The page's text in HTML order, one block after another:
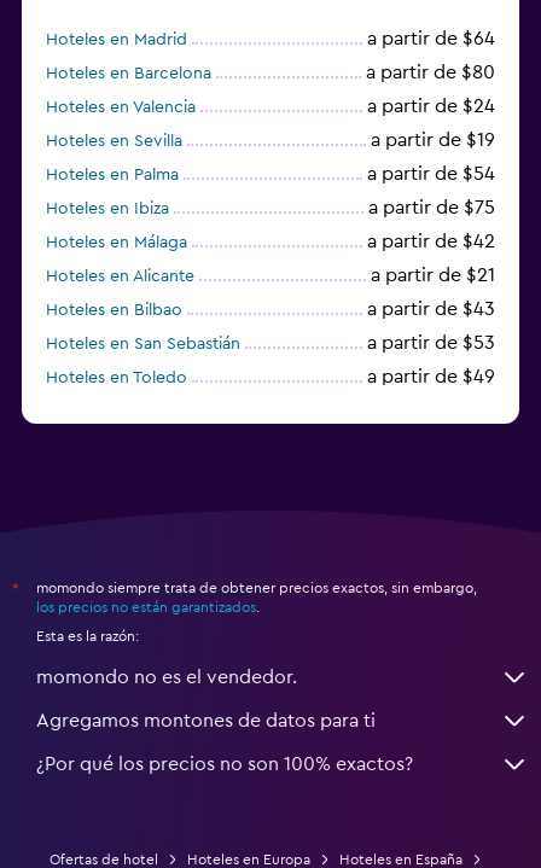
Hoteles en Madrid a partir de $64
Hoteles en Barcelona a partir de $80
Hoteles en Valencia a partir de $24
Hoteles en Sevilla a partir de $19
Hoteles en Palma a partir de $54
Hoteles en Ibiza a partir de $75
Hoteles en Málaga a partir de $42
Hoteles en Alicante a partir de $21
Hoteles en Bilbao a partir de $43
Hoteles en San Sebastián a partir de $53
Hoteles en Toledo a partir de $49
*
momondo siempre trata de obtener precios exactos, sin embargo,
los precios no están garantizados
Esta es la razón:
momondo no es el vendedor.
Agregamos montones de datos para ti
¿Por qué los precios no son 100% exactos?
Ofertas de hotel Hoteles en Europa
Hoteles en España